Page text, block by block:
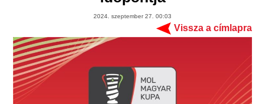
2024. szeptember 27. 00:03
Vissza a címlapra